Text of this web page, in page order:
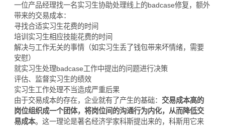
一位产品经理找一名实习生协助处理线上的badcase修复，额外
带来的交易成本：
寻找合适实习生花费的时间
培训实习生相应技能花费的时间
解决与工作无关的事情（如实习生丢了钱包带来坏情绪，需要
安慰）
就实习生处理badcase工作中提出的问题进行决策
评估、监督实习生的绩效
实习生工作处理不当造成严重后果
由于交易成本的存在，企业就有了产生的基础： 交易成本高的
岗位组织成一个团体，将岗位间的沟通行为内化，从而降低交
易成本。这一理论是著名经济学家科斯提出来的，科斯用它来